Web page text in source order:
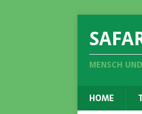
MENSCH
HOME